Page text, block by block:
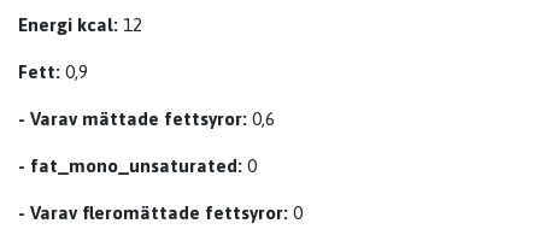
Energi kcal: 12
Fett: 0,9
- Varav mättade fettsyror: 0,6
- fat_mono_unsaturated: 0
- Varav fleromättade fettsyror: 0